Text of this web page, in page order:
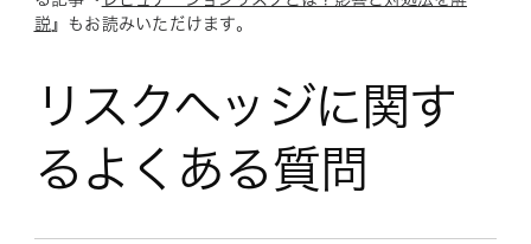
説 』もお読みいただけます。
リスクヘッジに関す
るよくある質問